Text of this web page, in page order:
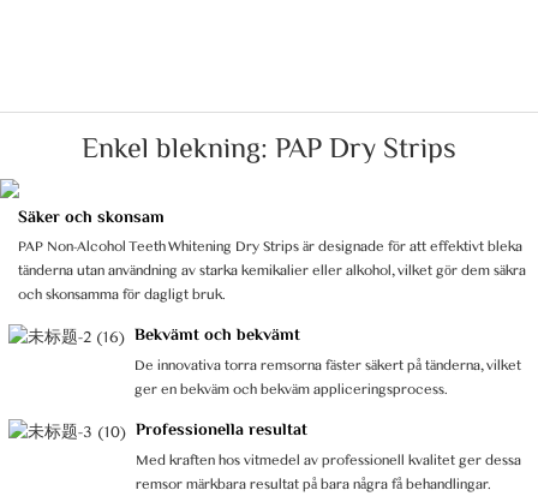
Enkel blekning: PAP Dry Strips
Säker och skonsam
PAP Non-Alcohol Teeth Whitening Dry Strips är designade för att effektivt bleka
tänderna utan användning av starka kemikalier eller alkohol, vilket gör dem säkra
och skonsamma för dagligt bruk.
Bekvämt och bekvämt
De innovativa torra remsorna fäster säkert på tänderna, vilket
ger en bekväm och bekväm appliceringsprocess.
Professionella resultat
Med kraften hos vitmedel av professionell kvalitet ger dessa
remsor märkbara resultat på bara några få behandlingar.